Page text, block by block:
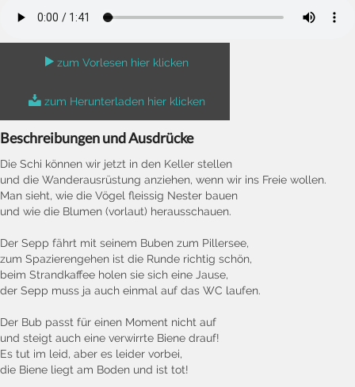
zum Vorlesen hier klicken
zum Herunterladen hier klicken
Beschreibungen und Ausdrücke
Die Schi können wir jetzt in den Keller stellen
und die Wanderausrüstung anziehen, wenn wir ins Freie wollen.
Man sieht, wie die Vögel fleissig Nester bauen
und wie die Blumen (vorlaut) herausschauen.
Der Sepp fährt mit seinem Buben zum Pillersee,
zum Spazierengehen ist die Runde richtig schön,
beim Strandkaffee holen sie sich eine Jause,
der Sepp muss ja auch einmal auf das WC laufen.
Der Bub passt für einen Moment nicht auf
und steigt auch eine verwirrte Biene drauf!
Es tut im leid, aber es leider vorbei,
die Biene liegt am Boden und ist tot!